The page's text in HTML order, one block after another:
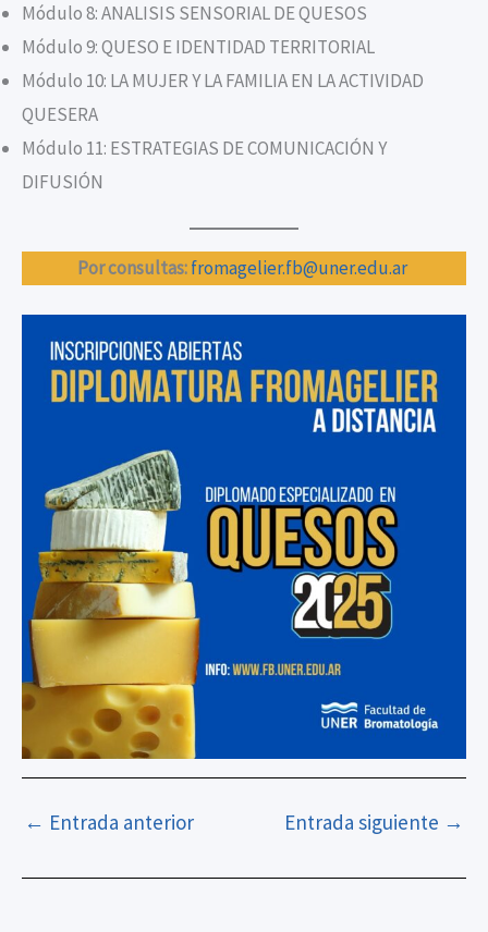
Módulo 8: ANALISIS SENSORIAL DE QUESOS
Módulo 9: QUESO E IDENTIDAD TERRITORIAL
Módulo 10: LA MUJER Y LA FAMILIA EN LA ACTIVIDAD
QUESERA
Módulo 11: ESTRATEGIAS DE COMUNICACIÓN Y
DIFUSIÓN
Por consultas:fromagelier.fb@uner.edu.ar
← Entrada anterior Entrada siguiente →